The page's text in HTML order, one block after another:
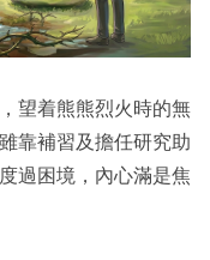
望着熊熊烈火時的無
靠補習及擔任研究助
過困境，內心滿是焦